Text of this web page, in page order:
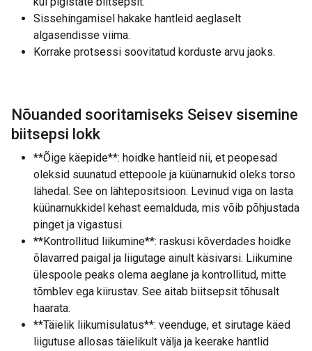
Sissehingamisel hakake hantleid aeglaselt
algasendisse viima.
Korrake protsessi soovitatud korduste arvu jaoks.
Nõuanded sooritamiseks Seisev sisemine
biitsepsi lokk
**Õige käepide**: hoidke hantleid nii, et peopesad
oleksid suunatud ettepoole ja küünarnukid oleks torso
lähedal. See on lähtepositsioon. Levinud viga on lasta
küünarnukkidel kehast eemalduda, mis võib põhjustada
pinget ja vigastusi.
**Kontrollitud liikumine**: raskusi kõverdades hoidke
õlavarred paigal ja liigutage ainult käsivarsi. Liikumine
ülespoole peaks olema aeglane ja kontrollitud, mitte
tõmblev ega kiirustav. See aitab biitsepsit tõhusalt
haarata.
**Täielik liikumisulatus**: veenduge, et sirutage käed
liigutuse allosas täielikult välja ja keerake hantlid